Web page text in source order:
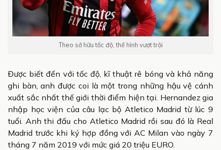
Theo sở hữu tốc độ, thể hình vượt trội
Được biết đến với tốc độ, kĩ thuật rê bóng và khả năng
ghi bàn, anh được coi là một trong những hậu vệ cánh
xuất sắc nhất thế giới thời điểm hiện tại. Hernandez gia
nhập học viện của câu lạc bộ Atletico Madrid từ lúc 9
tuổi. Anh thi đấu cho Atletico Madrid rồi sau đó là Real
Madrid trước khi ký hợp đồng với AC Milan vào ngày 7
tháng 7 năm 2019 với mức giá 20 triệu EURO.